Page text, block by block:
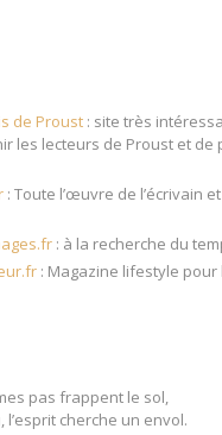
de Proust: site très
les lecteurs de Proust et de
: Toute l’œuvre de l’écrivain
: à la recherche du
: Magazine lifestyle pour
pas frappent le sol,
l’esprit cherche un envol.